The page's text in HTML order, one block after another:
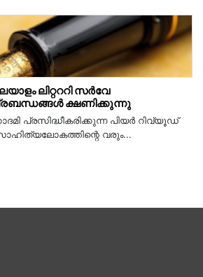
ലിറ്റററി സർവേ
ക്ഷണിക്കുന്നു
പ്രസിദ്ധീകരിക്കുന്ന പിയര്‍ റിവ്യൂഡ്
വരും...